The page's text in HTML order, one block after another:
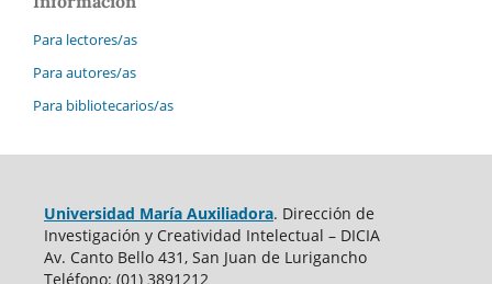
Para lectores/as
Para autores/as
Para bibliotecarios/as
Universidad María Auxiliadora. Dirección de
Investigación y Creatividad Intelectual – DICIA
Av. Canto Bello 431, San Juan de Lurigancho
Teléfono: (01) 3891212